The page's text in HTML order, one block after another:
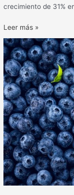
crecimiento de 31%
Leer más »
Campaña
de
arándanos
en
Perú:
del
temor
al
alivio